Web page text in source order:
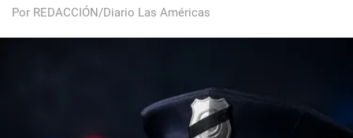
Por REDACCIÓN/Diario Las Américas